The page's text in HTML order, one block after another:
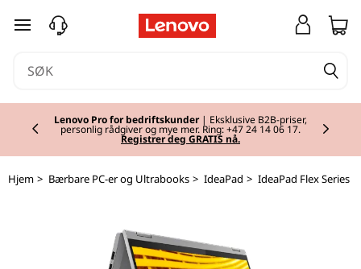
P
a
gå til hovedinnhold
Lenovo Pro for bedriftskunder| Eksklusive B2B-priser,
personlig rådgiver og mye mer. Ring: +47 24 14 06 17.
Registrer deg GRATIS nå.
Currently displaying item 2 of 2
Hjem > Bærbare PC-er og Ultrabooks > IdeaPad > IdeaPad Flex Series